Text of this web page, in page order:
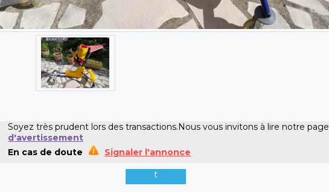
Soyez très prudent lors des transactions.Nous vous invitons à lire notre page
d'avertissement
En cas de doute
Signaler l'annonce
t